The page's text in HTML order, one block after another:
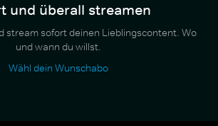
und überall streamen
stream sofort deinen Lieblingscontent. Wo
und wann du willst.
Wähl dein Wunschabo